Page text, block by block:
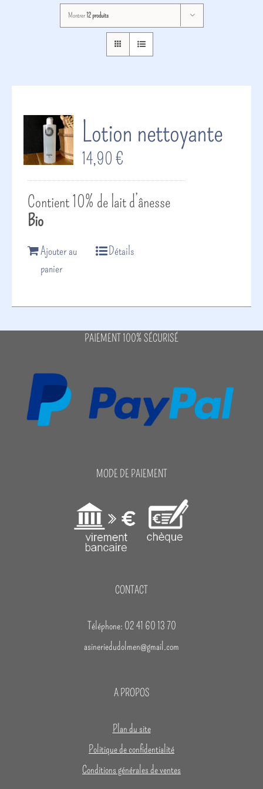
Montrer12 produits
Lotion nettoyante
14,90€
Contient 10% de lait d’ânesse
Bio
Ajouter au
panier
Détails
PAIEMENT 100% SÉCURISÉ
MODE DE PAIEMENT
CONTACT
Téléphone: 02 41 60 13 70
asineriedudolmen@gmail.com
A PROPOS
Plan du site
Politique de confidentialité
Conditions générales de ventes